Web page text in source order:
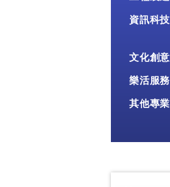
資訊科技
文化創意
樂活服務
其他專業